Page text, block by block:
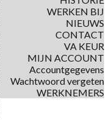
WERKEN BIJ
NIEUWS
CONTACT
VA KEUR
MIJN ACCOUNT
Accountgegevens
Wachtwoord vergeten
WERKNEMERS